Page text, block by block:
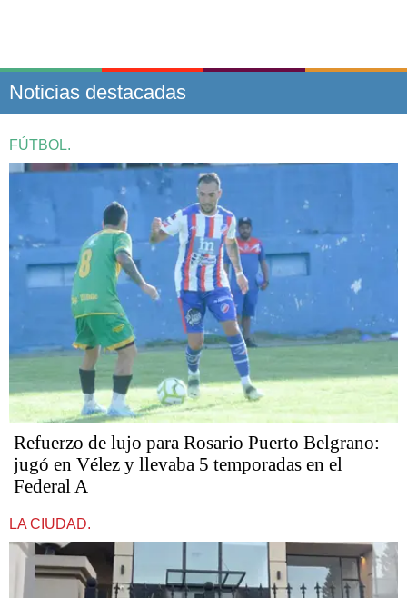
Noticias destacadas
FÚTBOL.
Refuerzo de lujo para Rosario Puerto Belgrano:
jugó en Vélez y llevaba 5 temporadas en el
Federal A
LA CIUDAD.